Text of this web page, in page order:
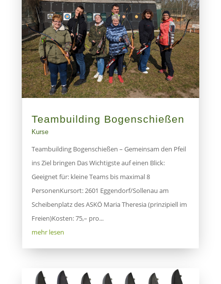
Teambuilding Bogenschießen
Kurse
Teambuilding Bogenschießen – Gemeinsam den Pfeil
ins Ziel bringen Das Wichtigste auf einen Blick:
Geeignet für: kleine Teams bis maximal 8
PersonenKursort: 2601 Eggendorf/Sollenau am
Scheibenplatz des ASKÖ Maria Theresia (prinzipiell im
Freien)Kosten: 75,– pro...
mehr lesen